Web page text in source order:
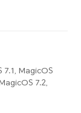
7.1, MagicOS
7.2,